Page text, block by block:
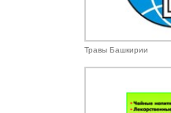
Травы Башкирии